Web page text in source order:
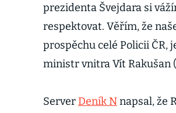
prezidenta Švejdara si
respektovat. Věřím, že
prospěchu celé Policii ČR,
ministr vnitra Vít Rakušan
Server Deník Nnapsal, že